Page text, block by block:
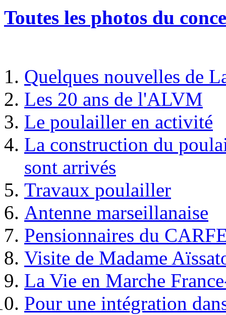
Toutes les photos du
Quelques nouvelles de
Les 20 ans de l'ALVM
Le poulailler en activité
La construction du
sont arrivés
Travaux poulailler
Antenne marseillanaise
Pensionnaires du
Visite de Madame
La Vie en Marche
Pour une intégration